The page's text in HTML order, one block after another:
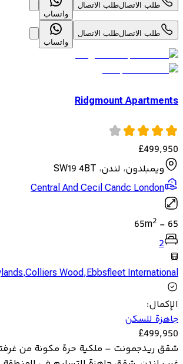
طلب الاتصالطلب الاتصال
واتساب
طلب الاتصالطلب الاتصال
واتساب
Ridgmount Apartments
£499,950
ويمبلدون، لندن، SW19 4BT
Central And Cecil Candc London
65
-
65m2
2
,Colliers Wood,Ebbsfleet International
الإكمال:
جاهزة للسكن
£499,950
شقق ريدجمونت – ملكية حرة مكونة من